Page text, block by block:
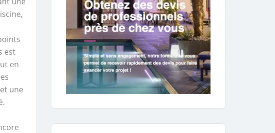
est
en
une